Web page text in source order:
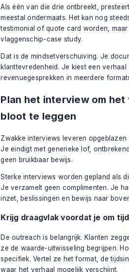
Als één van die drie ontbreekt,
meestal ondermaats. Het kan nog
testimonial of quote card worden,
vlaggenschip-case study.
Dat is de mindsetverschuiving. Je
klanttevredenheid. Je kiest een verhaal
revenuegesprekken in meerdere
Plan het interview om het
bloot te leggen
Zwakke interviews leveren
Je eindigt met generieke lof,
geen bruikbaar bewijs.
Sterke interviews worden gepland als
Je verzamelt geen complimenten. Je
inzet, beslissingen en bewijs naar
Krijg draagvlak voordat je om
De outreach is belangrijk. Klanten
ze de waarde-uitwisseling begrijpen.
specifiek. Vertel ze het format, de
waar het verhaal mogelijk verschijnt.